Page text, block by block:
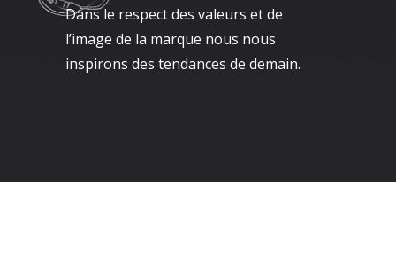
Dans le respect des valeurs et de
l’image de la marque nous nous
inspirons des tendances de demain.